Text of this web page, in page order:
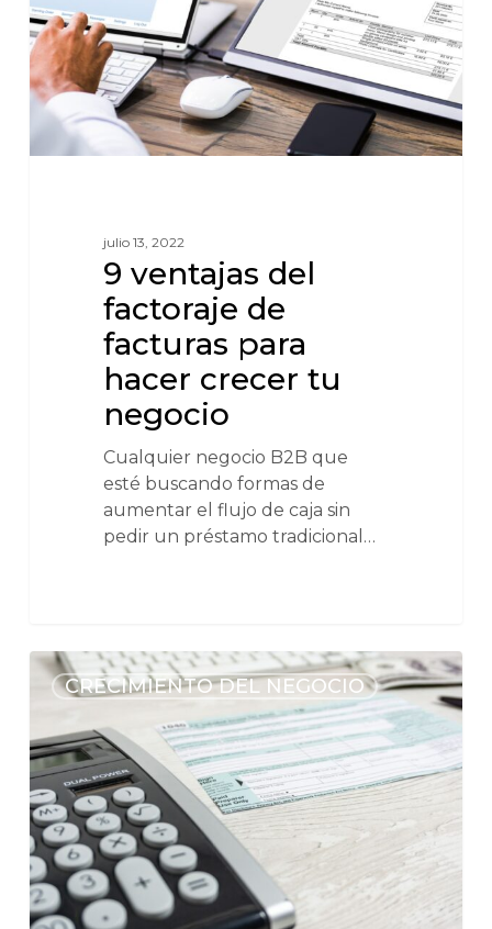
julio 13, 2022
9 ventajas del
factoraje de
facturas para
hacer crecer tu
negocio
Cualquier negocio B2B que
esté buscando formas de
aumentar el flujo de caja sin
pedir un préstamo tradicional…
CRECIMIENTO DEL NEGOCIO